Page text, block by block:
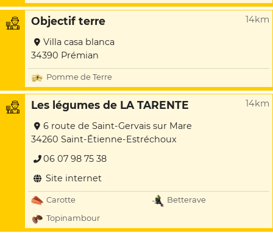
Objectif terre 14km
Villa casa blanca
34390 Prémian
Pomme de Terre
Les légumes de LA TARENTE 14km
6 route de Saint-Gervais sur Mare
34260 Saint-Étienne-Estréchoux
06 07 98 75 38
Site internet
Carotte
Betterave
Topinambour